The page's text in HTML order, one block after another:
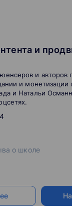
и
4
и авторов
и монетизации
и Натальи
о школе